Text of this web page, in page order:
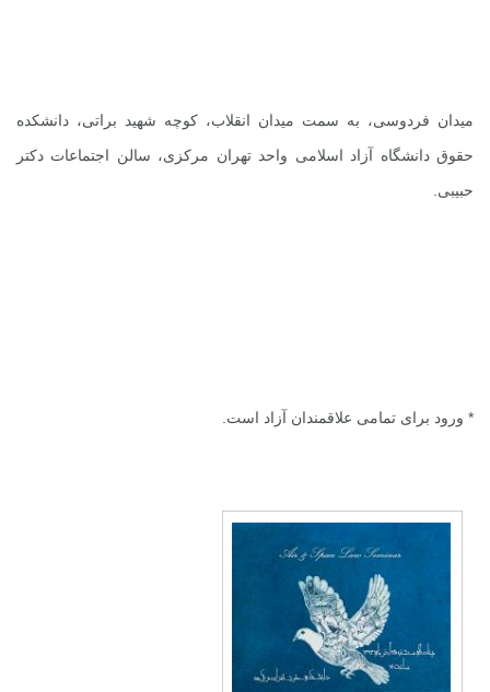
میدان فردوسی، به سمت میدان انقلاب، کوچه شهید براتی، دانشکده
حقوق دانشگاه آزاد اسلامی واحد تهران مرکزی، سالن اجتماعات دکتر
حبیبی.
* ورود برای تمامی علاقمندان آزاد است.